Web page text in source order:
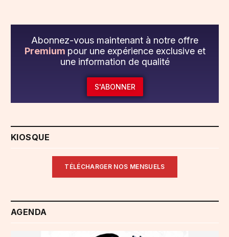
Abonnez-vous maintenant à notre offre
Premium pour une expérience exclusive et
une information de qualité
S'ABONNER
KIOSQUE
TÉLÉCHARGER NOS MENSUELS
AGENDA